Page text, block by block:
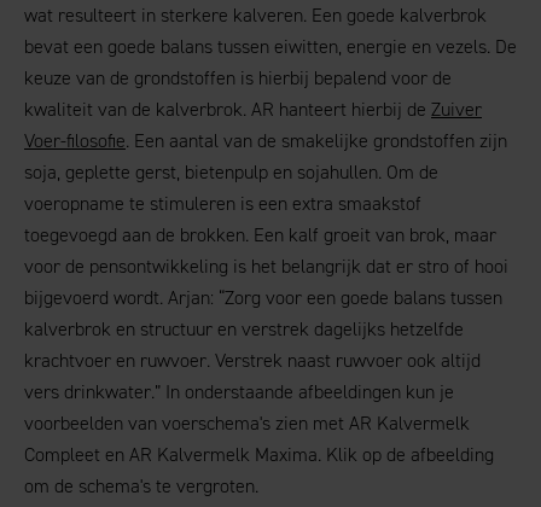
wat resulteert in sterkere kalveren. Een goede kalverbrok
bevat een goede balans tussen eiwitten, energie en vezels. De
keuze van de grondstoffen is hierbij bepalend voor de
kwaliteit van de kalverbrok. AR hanteert hierbij de Zuiver
Voer-filosofie. Een aantal van de smakelijke grondstoffen zijn
soja, geplette gerst, bietenpulp en sojahullen. Om de
voeropname te stimuleren is een extra smaakstof
toegevoegd aan de brokken. Een kalf groeit van brok, maar
voor de pensontwikkeling is het belangrijk dat er stro of hooi
bijgevoerd wordt. Arjan: “Zorg voor een goede balans tussen
kalverbrok en structuur en verstrek dagelijks hetzelfde
krachtvoer en ruwvoer. Verstrek naast ruwvoer ook altijd
vers drinkwater.” In onderstaande afbeeldingen kun je
voorbeelden van voerschema's zien met AR Kalvermelk
Compleet en AR Kalvermelk Maxima. Klik op de afbeelding
om de schema's te vergroten.